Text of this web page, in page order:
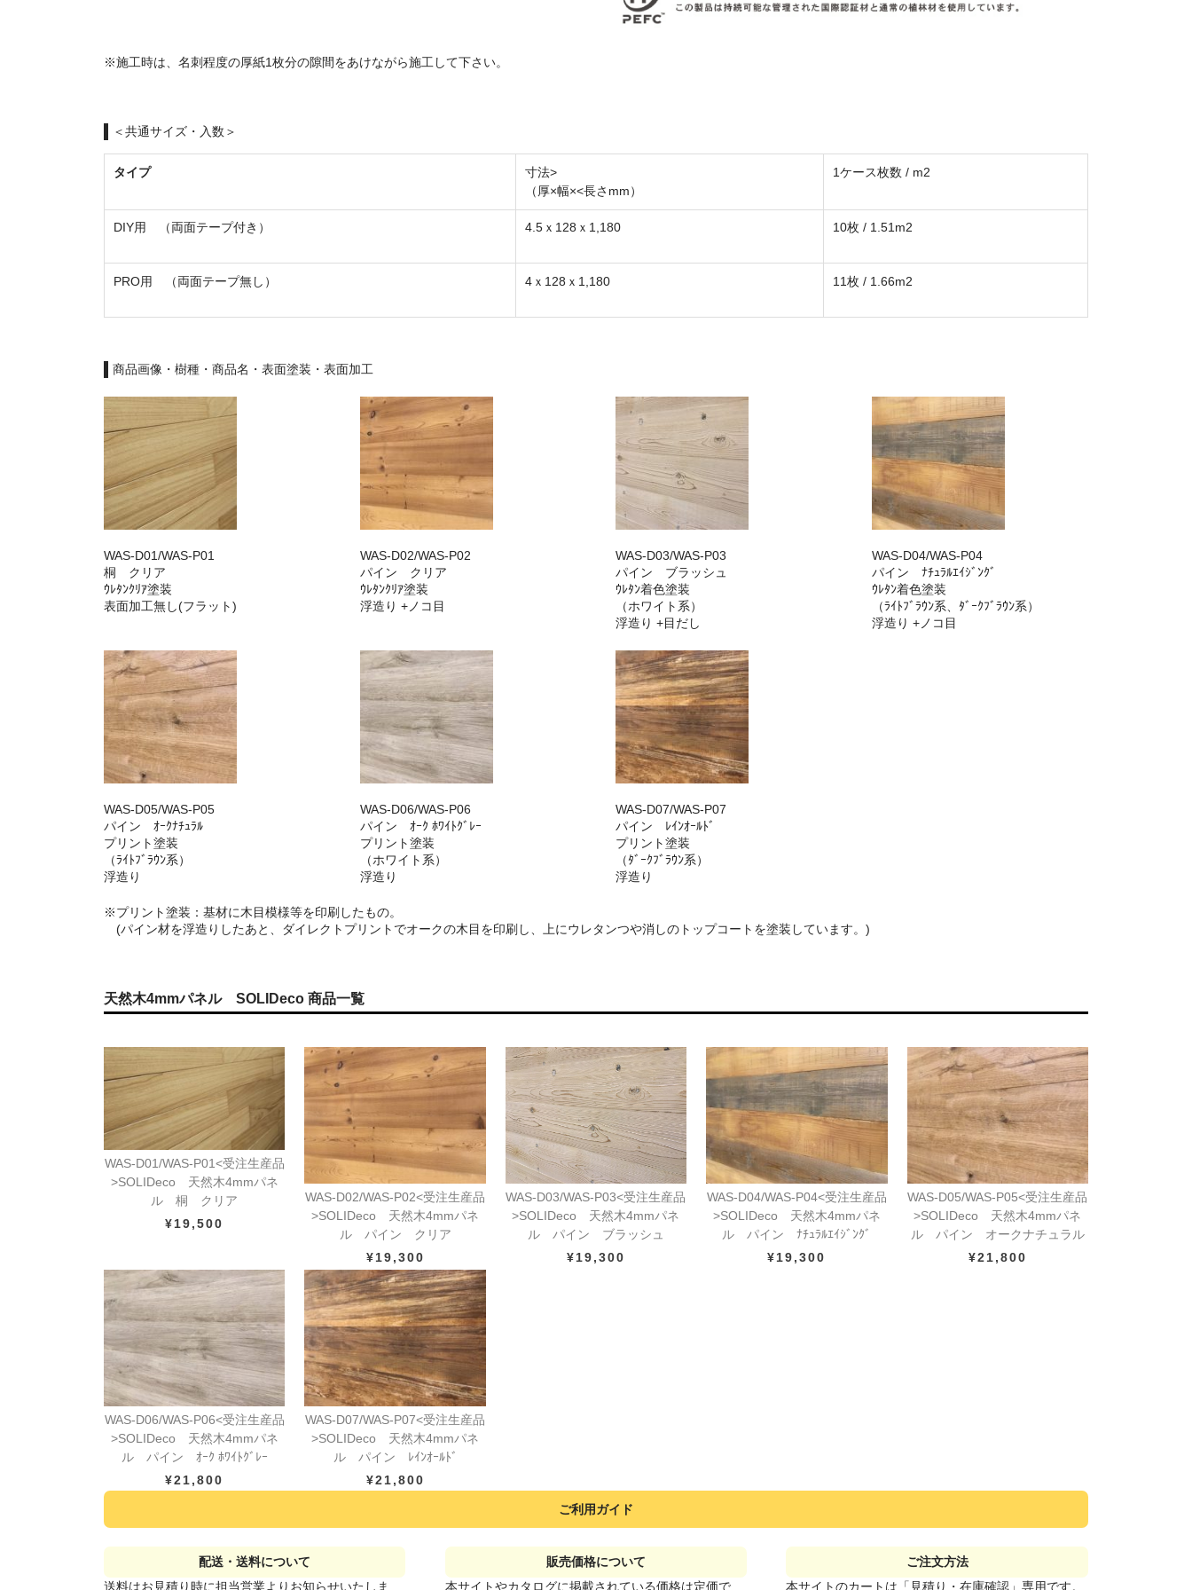
※施工時は、名刺程度の厚紙1枚分の隙間をあけながら施工して下さい。
＜共通サイズ・入数＞
タイプ
寸法>
（厚×幅×<長さmm）
1ケース枚数 / m2
DIY用 （両面テープ付き） 4.5ｘ128ｘ1,180 10枚 / 1.51m2
PRO用 （両面テープ無し） 4ｘ128ｘ1,180 11枚 / 1.66m2
商品画像・樹種・商品名・表面塗装・表面加工
WAS-D01/WAS-P01
桐 クリア
ｳﾚﾀﾝｸﾘｱ塗装
表面加工無し(フラット)
WAS-D02/WAS-P02
パイン クリア
ｳﾚﾀﾝｸﾘｱ塗装
浮造り +ノコ目
WAS-D03/WAS-P03
パイン ブラッシュ
ｳﾚﾀﾝ着色塗装
（ホワイト系）
浮造り +目だし
WAS-D04/WAS-P04
パイン ﾅﾁｭﾗﾙｴｲｼﾞﾝｸﾞ
ｳﾚﾀﾝ着色塗装
（ﾗｲﾄﾌﾞﾗｳﾝ系、ﾀﾞｰｸﾌﾞﾗｳﾝ系）
浮造り +ノコ目
WAS-D05/WAS-P05
パイン ｵｰｸﾅﾁｭﾗﾙ
プリント塗装
（ﾗｲﾄﾌﾞﾗｳﾝ系）
浮造り
WAS-D06/WAS-P06
パイン ｵｰｸ ﾎﾜｲﾄｸﾞﾚｰ
プリント塗装
（ホワイト系）
浮造り
WAS-D07/WAS-P07
パイン ﾚｲﾝｵｰﾙﾄﾞ
プリント塗装
（ﾀﾞｰｸﾌﾞﾗｳﾝ系）
浮造り
※プリント塗装：基材に木目模様等を印刷したもの。
(パイン材を浮造りしたあと、ダイレクトプリントでオークの木目を印刷し、上にウレタンつや消しのトップコートを塗装しています。)
天然木4mmパネル SOLIDeco 商品一覧
WAS-D01/WAS-P01<受注生産品
>SOLIDeco 天然木4mmパネ
ル 桐 クリア
¥19,500
WAS-D02/WAS-P02<受注生産品
>SOLIDeco 天然木4mmパネ
ル パイン クリア
¥19,300
WAS-D03/WAS-P03<受注生産品
>SOLIDeco 天然木4mmパネ
ル パイン ブラッシュ
¥19,300
WAS-D04/WAS-P04<受注生産品
>SOLIDeco 天然木4mmパネ
ル パイン ﾅﾁｭﾗﾙｴｲｼﾞﾝｸﾞ
¥19,300
WAS-D05/WAS-P05<受注生産品
>SOLIDeco 天然木4mmパネ
ル パイン オークナチュラル
¥21,800
WAS-D06/WAS-P06<受注生産品
>SOLIDeco 天然木4mmパネ
ル パイン ｵｰｸ ﾎﾜｲﾄｸﾞﾚｰ
¥21,800
WAS-D07/WAS-P07<受注生産品
>SOLIDeco 天然木4mmパネ
ル パイン ﾚｲﾝｵｰﾙﾄﾞ
¥21,800
ご利用ガイド
配送・送料について
送料はお見積り時に担当営業よりお知らせいたしま
販売価格について
本サイトやカタログに掲載されている価格は定価で
ご注文方法
本サイトのカートは「見積り・在庫確認」専用です。